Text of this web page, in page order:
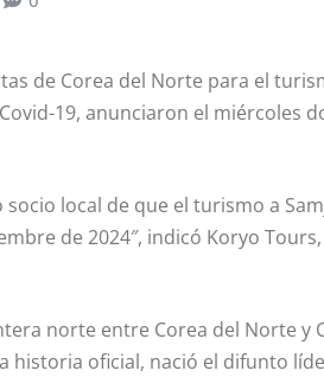
de Corea del Norte para el
19, anunciaron el miércoles
local de que el turismo a
de 2024″, indicó Koryo
norte entre Corea del Norte y
historia oficial, nació el difunto